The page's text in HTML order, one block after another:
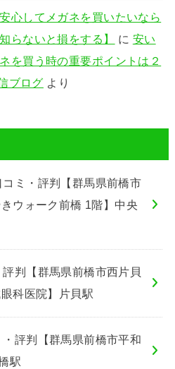
心してメガネを買いたいなら
らないと損をする】
に 安い
を買う時の重要ポイントは２
ブログ より
ミ・評判【群馬県前橋市
ウォーク前橋 1階】中央
判【群馬県前橋市西片貝
科医院】片貝駅
評判【群馬県前橋市平和
駅